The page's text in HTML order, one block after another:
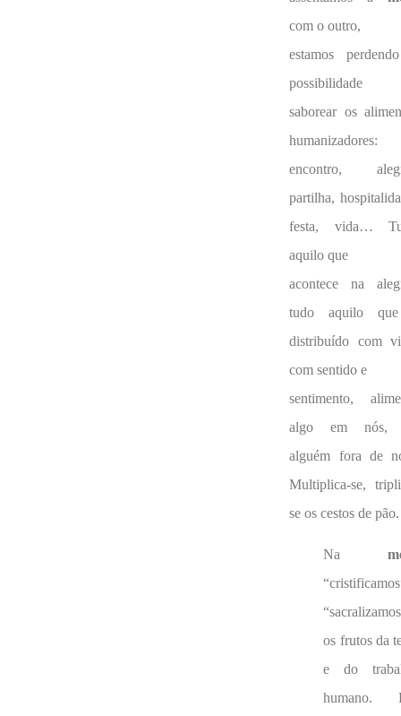
com o outro,
estamos
possibilidade
saborear os
humanizadores:
encontro,
partilha,
festa, vida…
aquilo que
acontece na
tudo aquilo
distribuído com
com sentido e
sentimento,
algo em nós,
alguém fora de
Multiplica-se,
se os cestos de pão.
Na
os frutos da
e do
humano.